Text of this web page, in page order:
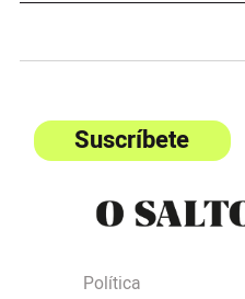
Suscríbete
Política